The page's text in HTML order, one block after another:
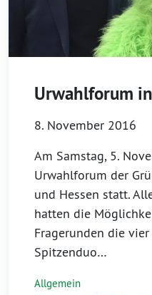
Urwahlforum
8. November 2016
Am Samstag, 5.
Urwahlforum der
und Hessen statt.
hatten die
Fragerunden die
Spitzenduo…
Allgemein